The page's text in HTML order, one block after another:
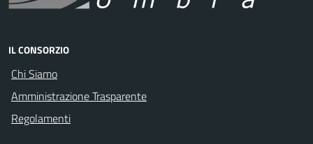
IL CONSORZIO
Chi Siamo
Amministrazione Trasparente
Regolamenti